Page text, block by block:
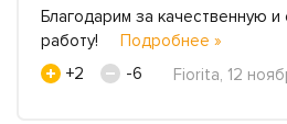
Благодарим за качественную
работу! Подробнее »
+2
-6 Fiorita, 12